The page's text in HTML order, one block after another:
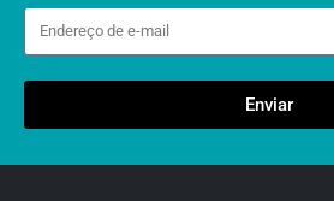
Enviar